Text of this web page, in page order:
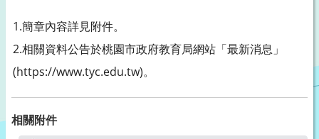
1.簡章內容詳見附件。
2.相關資料公告於桃園市政府教育局網站「最新消息」
(https://www.tyc.edu.tw)。
相關附件